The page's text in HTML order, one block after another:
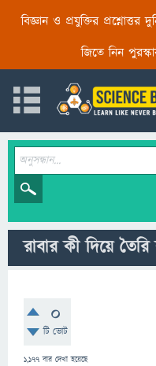
বিজ্ঞান ও প্রযুক্তির প্রশ্নোত্তর
জিতে নিন
রাবার কী দিয়ে
0
টি ভোট
1,177 বার দেখা হয়েছে